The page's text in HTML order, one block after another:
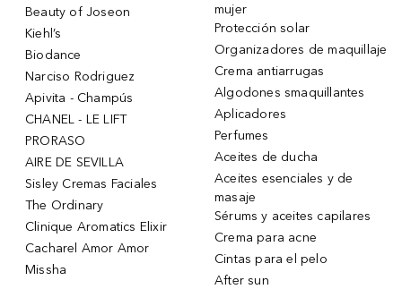
Beauty of Joseon
Kiehl’s
Biodance
Narciso Rodriguez
Apivita - Champús
CHANEL - LE LIFT
PRORASO
AIRE DE SEVILLA
Sisley Cremas Faciales
The Ordinary
Clinique Aromatics Elixir
Cacharel Amor Amor
Missha
mujer
Protección solar
Organizadores de maquillaje
Crema antiarrugas
Algodones smaquillantes
Aplicadores
Perfumes
Aceites de ducha
Aceites esenciales y de
masaje
Sérums y aceites capilares
Crema para acne
Cintas para el pelo
After sun